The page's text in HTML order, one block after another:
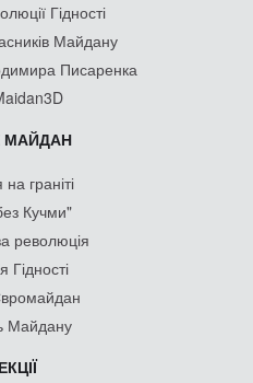
Гідності
Майдану
Писаренка
МАЙДАН
граніті
Кучми"
революція
Гідності
Майдану